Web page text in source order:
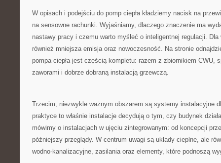
W opisach i podejściu do pomp ciepła kładziemy nacisk na
na sensowne rachunki. Wyjaśniamy, dlaczego znaczenie ma
nastawy pracy i czemu warto myśleć o inteligentnej regulacji.
również mniejsza emisja oraz nowoczesność. Na stronie
pompa ciepła jest częścią kompletu: razem z zbiornikiem CWU,
zaworami i dobrze dobraną instalacją grzewczą.
Trzecim, niezwykle ważnym obszarem są systemy instalacyjne
praktyce to właśnie instalacje decydują o tym, czy budynek
mówimy o instalacjach w ujęciu zintegrowanym: od koncepcji
późniejszy przeglądy. W centrum uwagi są układy cieplne, ale
wodno-kanalizacyjne, zasilania oraz elementy, które podnoszą